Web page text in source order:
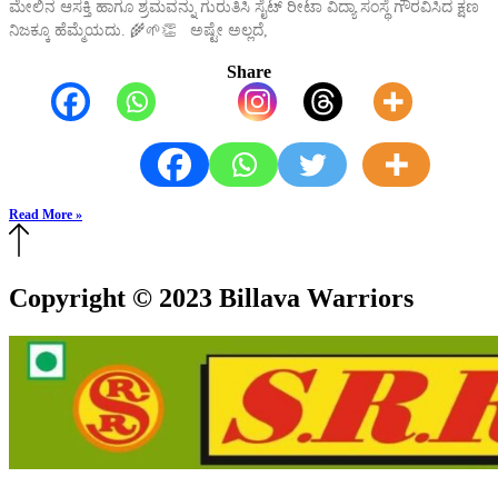
ಮೇಲಿನ ಆಸಕ್ತಿ ಹಾಗೂ ಶ್ರಮವನ್ನು ಗುರುತಿಸಿ ಸೈಟ್ ರೀಟಾ ವಿದ್ಯಾ ಸಂಸ್ಥೆ ಗೌರವಿಸಿದ ಕ್ಷಣ
ನಿಜಕ್ಕೂ ಹೆಮ್ಮೆಯದು. 🌾🌱👏 ಅಷ್ಟೇ ಅಲ್ಲದೆ,
Share
Read More »
Copyright © 2023 Billava Warriors